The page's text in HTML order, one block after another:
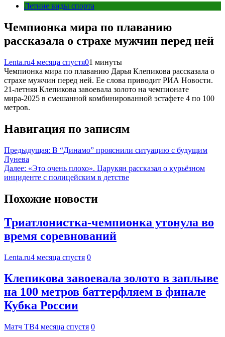
Летние виды спорта
Чемпионка мира по плаванию
рассказала о страхе мужчин перед ней
Lenta.ru4 месяца спустя01 минуты
Чемпионка мира по плаванию Дарья Клепикова рассказала о
страхе мужчин перед ней. Ее слова приводит РИА Новости.
21-летняя Клепикова завоевала золото на чемпионате
мира-2025 в смешанной комбинированной эстафете 4 по 100
метров.
Навигация по записям
Предыдущая: В “Динамо” прояснили ситуацию с будущим
Лунева
Далее: «Это очень плохо». Царукян рассказал о курьёзном
инциденте с полицейским в детстве
Похожие новости
Триатлонистка-чемпионка утонула во
время соревнований
Lenta.ru4 месяца спустя 0
Клепикова завоевала золото в заплыве
на 100 метров баттерфляем в финале
Кубка России
Матч ТВ4 месяца спустя 0